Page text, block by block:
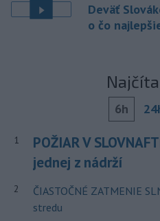
Deväť
o čo
6h
1
POŽIAR V
jednej z nádrží
2
ČIASTOČNÉ ZATMENIE
stredu